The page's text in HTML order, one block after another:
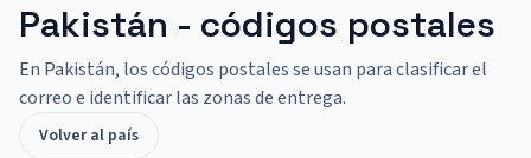
Pakistán - códigos postales
En Pakistán, los códigos postales se usan para clasificar el
correo e identificar las zonas de entrega.
Volver al país